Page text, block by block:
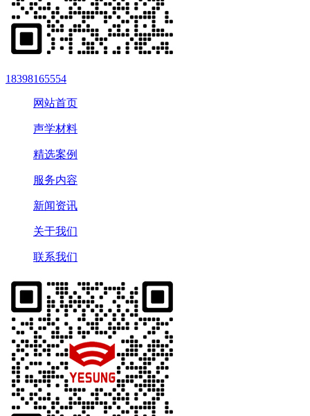
18398165554
网站首页
声学材料
精选案例
服务内容
新闻资讯
关于我们
联系我们